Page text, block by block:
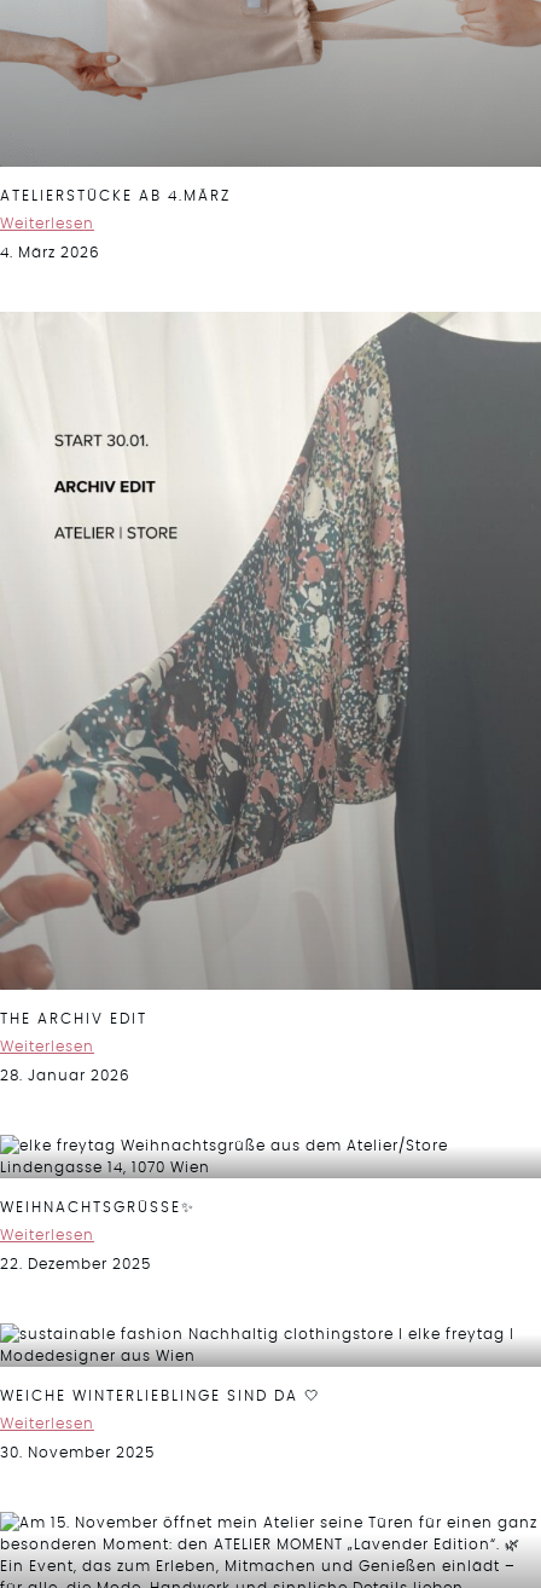
ATELIERSTÜCKE AB 4.MÄRZ
Weiterlesen
4. März 2026
THE ARCHIV EDIT
Weiterlesen
28. Januar 2026
WEIHNACHTSGRÜSSE✨
Weiterlesen
22. Dezember 2025
WEICHE WINTERLIEBLINGE SIND DA 🤍
Weiterlesen
30. November 2025